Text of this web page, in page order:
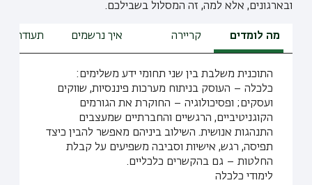
ובארגונים, אלא למה, זה המסלול בשבילכם.
מה לומדים קריירה איך נרשמים תעודת
התוכנית משלבת בין שני תחומי ידע משלימים:
כלכלה – העוסק בניתוח מערכות פיננסיות, שווקים
ועסקים; ופסיכולוגיה – החוקרת את הגורמים
הקוגניטיביים, הרגשיים והחברתיים שמעצבים
התנהגות אנושית. השילוב ביניהם מאפשר להבין כיצד
תפיסה, רגש, אישיות וסביבה משפיעים על קבלת
החלטות – גם בהקשרים כלכליים.
לימודי כלכלה